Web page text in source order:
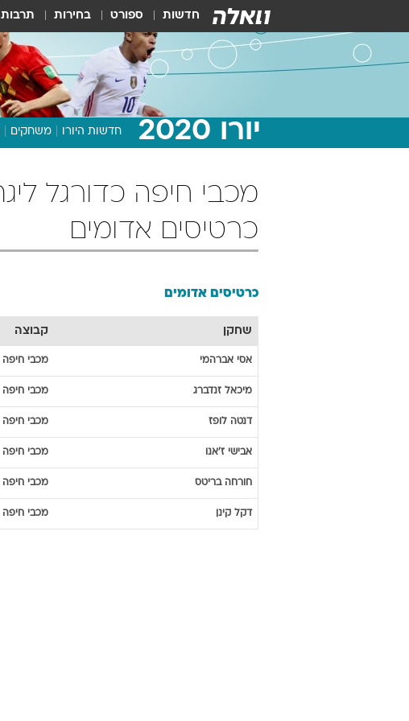
חדשות ספורט בחירות תרבות
יורו 2020 חדשות היורו משחקים
כרטיסים אדומים
כרטיסים אדומים
שחקן קבוצה
אסי אברהמי מכבי חיפה
מיכאל זנדברג מכבי חיפה
דנטה לופז מכבי חיפה
אבישי ז'אנו מכבי חיפה
חורחה בריטס מכבי חיפה
דקל קינן מכבי חיפה